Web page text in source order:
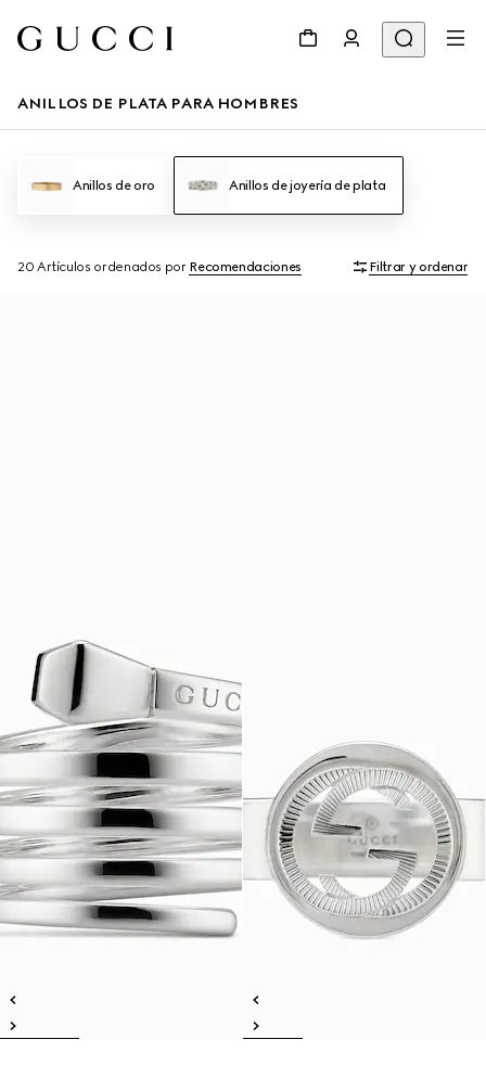
ANILLOS DE PLATA PARA HOMBRES
Anillos de oro Anillos de joyería de plata
20 Artículos ordenados por Recomendaciones Filtrar y ordenar